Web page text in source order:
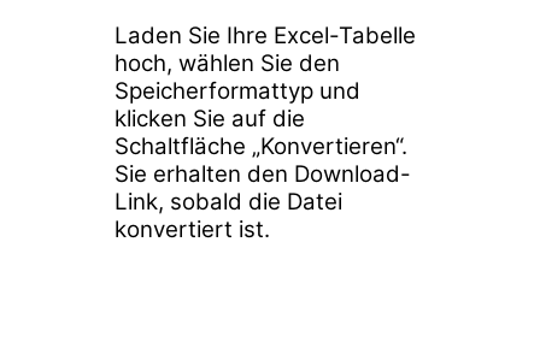
Laden Sie Ihre Excel-Tabelle
hoch, wählen Sie den
Speicherformattyp und
klicken Sie auf die
Schaltfläche „Konvertieren“.
Sie erhalten den Download-
Link, sobald die Datei
konvertiert ist.